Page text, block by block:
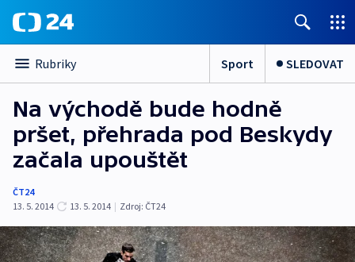
Rubriky Sport SLEDOVAT
Na východě bude hodně
pršet, přehrada pod Beskydy
začala upouštět
ČT24
13. 5. 2014
13. 5. 2014 | Zdroj: ČT24